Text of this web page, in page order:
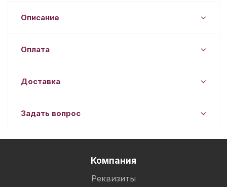
Описание
Оплата
Доставка
Задать вопрос
Компания
Реквизиты